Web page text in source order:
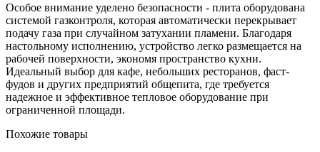
Особое внимание уделено безопасности - плита оборудована
системой газконтроля, которая автоматически перекрывает
подачу газа при случайном затухании пламени. Благодаря
настольному исполнению, устройство легко размещается на
рабочей поверхности, экономя пространство кухни.
Идеальный выбор для кафе, небольших ресторанов, фаст-
фудов и других предприятий общепита, где требуется
надежное и эффективное тепловое оборудование при
ограниченной площади.
Похожие товары